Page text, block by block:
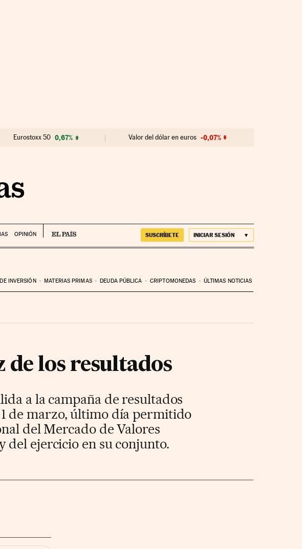
Eurostoxx 50 0,67% Valor del dólar en euros -0,07%
OPINIÓN SUSCRÍBETE INICIAR SESIÓN
INVERSIÓN MATERIAS PRIMAS DEUDA PÚBLICA CRIPTOMONEDAS ÚLTIMAS NOTICIAS
de los resultados
a la campaña de resultados
de marzo, último día permitido
del Mercado de Valores
del ejercicio en su conjunto.